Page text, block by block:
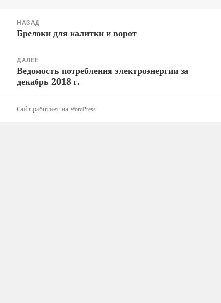
записям
НАЗАД
Предыдущая
Брелоки для калитки и ворот
ДАЛЕЕ
Следующая
запись:
Ведомость потребления электроэнергии за
декабрь 2018 г.
Сайт работает на WordPress